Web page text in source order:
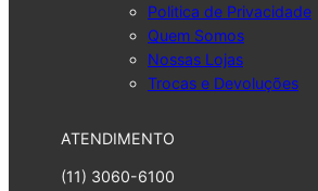
Politica de Privacidade
Quem Somos
Nossas Lojas
Trocas e Devoluções
ATENDIMENTO
(11) 3060-6100